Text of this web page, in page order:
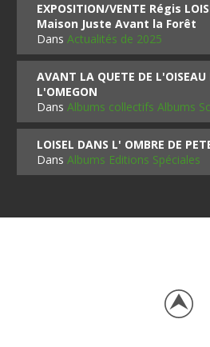
EXPOSITION/VENTE Régis
Maison Juste Avant la Forêt
DansActualités de 2025
AVANT LA QUETE DE L'OISEAU
L'OMEGON
DansAlbums collectifs Albums
LOISEL DANS L' OMBRE DE
DansAlbums Editions Spéciales